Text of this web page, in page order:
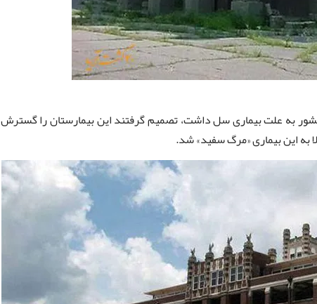
به علت بیماری سل داشت، تصمیم گرفتند این بیمارستان را گسترش
به این بیماری «مرگ سفید» شد.